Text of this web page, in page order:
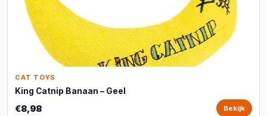
CAT TOYS
King Catnip Banaan – Geel
€8,98 Bekijk